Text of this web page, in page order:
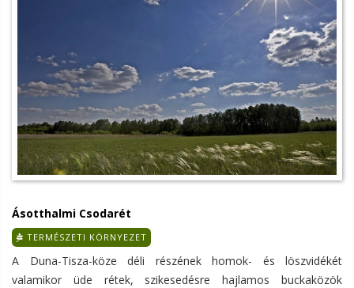
Ásotthalmi Csodarét
TERMÉSZETI KÖRNYEZET
A Duna-Tisza-köze déli részének homok- és löszvidékét
valamikor üde rétek, szikesedésre hajlamos buckaközök